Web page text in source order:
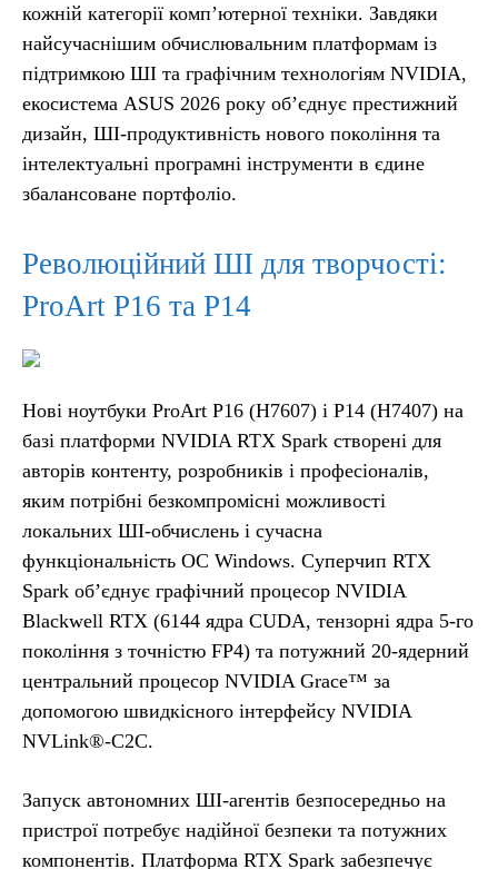
кожній категорії комп’ютерної техніки. Завдяки
найсучаснішим обчислювальним платформам із
підтримкою ШІ та графічним технологіям NVIDIA,
екосистема ASUS 2026 року об’єднує престижний
дизайн, ШІ-продуктивність нового покоління та
інтелектуальні програмні інструменти в єдине
збалансоване портфоліо.
Революційний ШІ для творчості:
ProArt P16 та P14
Нові ноутбуки ProArt P16 (H7607) і P14 (H7407) на
базі платформи NVIDIA RTX Spark створені для
авторів контенту, розробників і професіоналів,
яким потрібні безкомпромісні можливості
локальних ШІ-обчислень і сучасна
функціональність ОС Windows. Суперчип RTX
Spark об’єднує графічний процесор NVIDIA
Blackwell RTX (6144 ядра CUDA, тензорні ядра 5-го
покоління з точністю FP4) та потужний 20-ядерний
центральний процесор NVIDIA Grace™ за
допомогою швидкісного інтерфейсу NVIDIA
NVLink®-C2C.
Запуск автономних ШІ-агентів безпосередньо на
пристрої потребує надійної безпеки та потужних
компонентів. Платформа RTX Spark забезпечує